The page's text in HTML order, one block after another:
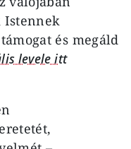
Istennek
és megáld
levele itt